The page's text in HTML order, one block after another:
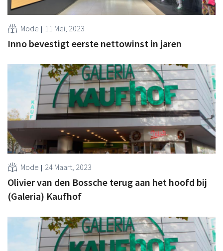
Mode 11 Mei, 2023
Inno bevestigt eerste nettowinst in jaren
Mode 24 Maart, 2023
Olivier van den Bossche terug aan het hoofd bij
(Galeria) Kaufhof